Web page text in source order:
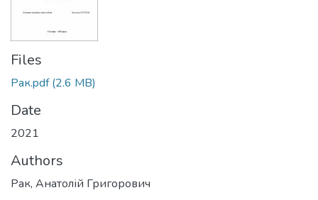
Files
Рак.pdf(2.6 MB)
Date
2021
Authors
Рак, Анатолій Григорович